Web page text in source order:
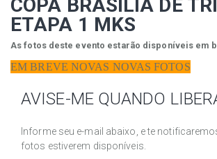
COPA BRASÍLIA DE
ETAPA 1 MKS
As fotos deste evento estarão disponíveis em
EM BREVE NOVAS NOVAS FOTOS
AVISE-ME QUANDO
Informe seu e-mail abaixo, e te
fotos estiverem disponíveis.